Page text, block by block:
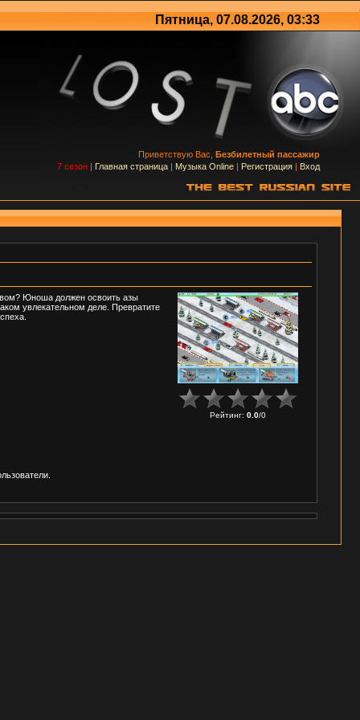
Пятница, 07.08.2026, 03:33
Приветствую Вас, Безбилетный пассажир
7 сезон | Главная страница | Музыка Online | Регистрация | Вход
Юноша должен освоить азы
увлекательном деле. Превратите
Рейтинг: 0.0/0